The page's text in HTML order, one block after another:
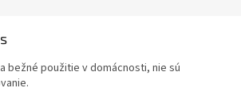
bežné použitie v domácnosti, nie sú